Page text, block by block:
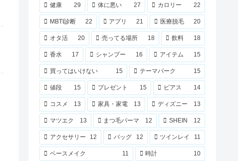
健康 29 体に悪い 27 カロリー 22
MBTI診断 22 アプリ 21 医療脱毛 20
オタ活 20 売ってる場所 18 飲料 18
香水 17 シャンプー 16 アイテム 15
買ってはいけない 15 テーマパーク 15
値段 15 プレゼント 15 ピアス 14
コスメ 13 家具・家電 13 ディズニー 13
マツエク 13 まつ毛パーマ 12 SHEIN 12
アクセサリー 12 バッグ 12 ツインレイ 11
ベースメイク 11 時計 10